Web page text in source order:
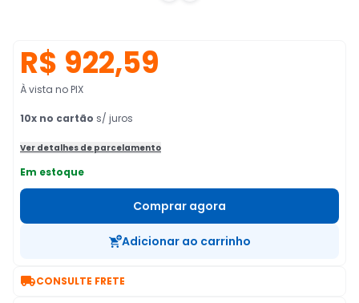
R$ 922,59
À vista no PIX
10x no cartão s/ juros
Ver detalhes de parcelamento
Em estoque
Comprar agora
Adicionar ao carrinho
CONSULTE FRETE